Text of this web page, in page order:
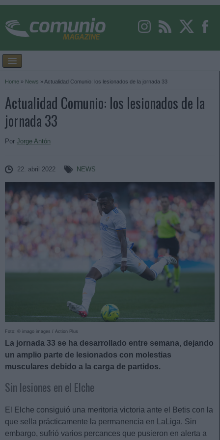
Home » News » Actualidad Comunio: los lesionados de la jornada 33
Actualidad Comunio: los lesionados de la
jornada 33
Por Jorge Antón
22. abril 2022 NEWS
Foto: © imago images / Action Plus
La jornada 33 se ha desarrollado entre semana, dejando
un amplio parte de lesionados con molestias
musculares debido a la carga de partidos.
Sin lesiones en el Elche
El Elche consiguió una meritoria victoria ante el Betis con la
que sella prácticamente la permanencia en LaLiga. Sin
embargo, sufrió varios percances que pusieron en alerta a